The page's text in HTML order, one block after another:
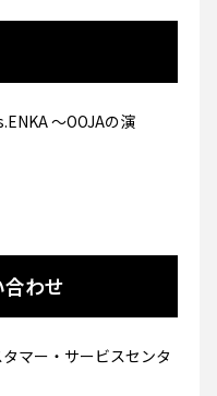
〜OOJAの演
わせ
マー・サービスセンタ